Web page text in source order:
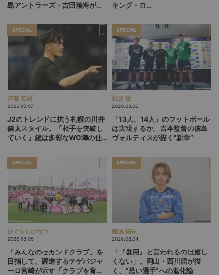
島アントラーズ・吉田湊海が足
トステージ」
キング・ロ
探す旅
SPECIAL
斉藤 宏則
2026.08.07
J2のトレンドに抗う札幌の川井
健太スタイル。「相手を突破し
ていく」鍵は多彩なWG陣の仕
SPECIAL
柏原 敏
2026.08.06
「13人、14人」のフットボール
は実現するか。吉本監督の徳島
ヴォルティスが描く“新章”
SPECIAL
ひぐらしひなつ
2026.08.05
「みんなのセカンドクラブ」を
目指して。躍進するテゲバジャ
ーロ宮崎が示す「クラブを育て
SPECIAL
難波 拓未
2026.08.04
「『器用』と言われるのは嬉し
くない」。岡山・西川潤が描
く、"恐い選手"への進化論